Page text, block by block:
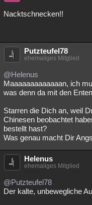
Nacktschnecken!!
Putzteufel78
ehemaliges Mitglied
@Helenus
Maaaaaaaaaaaaan, ich
was denn da mit den
Starren die Dich an, weil
Chinesen beobachtet
bestellt hast?
Was genau macht Dir
Helenus
ehemaliges Mitglied
@Putzteufel78
Der kalte, unbewegliche